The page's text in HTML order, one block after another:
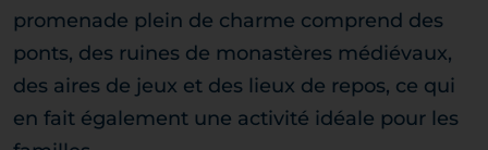
promenade plein de charme comprend des
ponts, des ruines de monastères médiévaux,
des aires de jeux et des lieux de repos, ce qui
en fait également une activité idéale pour les